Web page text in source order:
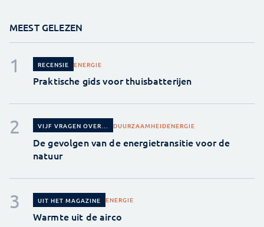
MEEST GELEZEN
RECENSIE ENERGIE
Praktische gids voor thuisbatterijen
VIJF VRAGEN OVER... DUURZAAMHEIDENERGIE
De gevolgen van de energietransitie voor de
natuur
UIT HET MAGAZINE ENERGIE
Warmte uit de airco